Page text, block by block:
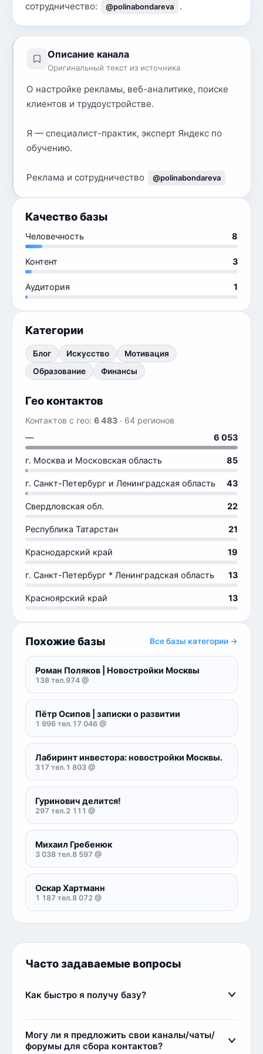
сотрудничество: @polinabondareva .
Описание канала
Оригинальный текст из источника
О настройке рекламы, веб-аналитике, поиске
клиентов и трудоустройстве.
Я — специалист-практик, эксперт Яндекс по
обучению.
Реклама и сотрудничество @polinabondareva
Качество базы
Человечность 8
Контент 3
Аудитория 1
Категории
Блог Искусство
Мотивация
Образование
Финансы
Гео контактов
Контактов с гео: 6 483 · 64 регионов
—
6 053
г. Москва и Московская область 85
г. Санкт-Петербург и Ленинградская область 43
Свердловская обл. 22
Республика Татарстан 21
Краснодарский край 19
г. Санкт-Петербург * Ленинградская область 13
Красноярский край 13
Похожие базы Все базы категории →
Роман Поляков | Новостройки Москвы
138 тел.974 @
Пётр Осипов | записки о развитии
1 996 тел. 17 046 @
Лабиринт инвестора: новостройки Москвы.
317 тел. 1 803 @
Гуринович делится!
297 тел.2 111 @
Михаил Гребенюк
3 038 тел.8 597 @
Оскар Хартманн
1 187 тел.8 072 @
Часто задаваемые вопросы
Как быстро я получу базу?
Менеджер проверит оплату и сразу выдаст
ссылку на скачивание базы. Обычно это занимает
Могу ли я предложить свои каналы/чаты/
форумы для сбора контактов?